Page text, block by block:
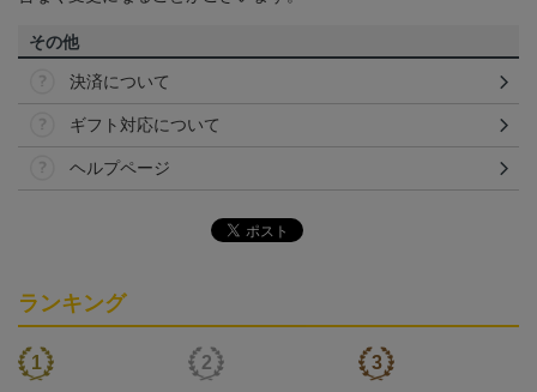
その他
決済について
ギフト対応について
ヘルプページ
ランキング